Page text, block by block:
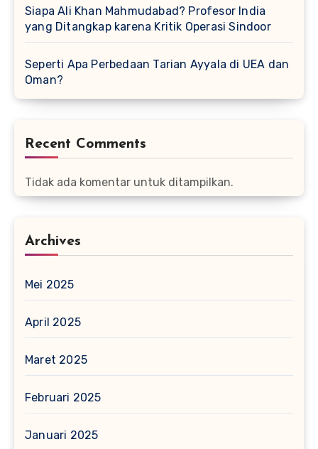
Siapa Ali Khan Mahmudabad? Profesor India
yang Ditangkap karena Kritik Operasi Sindoor
Seperti Apa Perbedaan Tarian Ayyala di UEA dan
Oman?
Recent Comments
Tidak ada komentar untuk ditampilkan.
Archives
Mei 2025
April 2025
Maret 2025
Februari 2025
Januari 2025